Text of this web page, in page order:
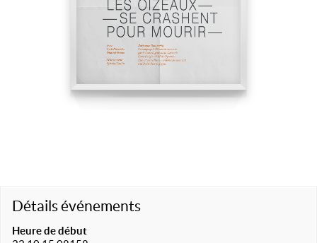
Détails événements
Heure de début